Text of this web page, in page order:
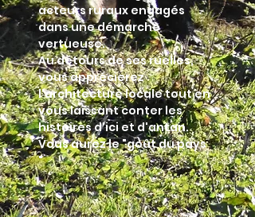
acteurs ruraux engagés
dans une démarche
vertueuse.
Au détours de ses ruelles,
vous apprécierez
l'architecture locale tout en
vous laissant conter les
histoires d'ici et d'antan.
Vous aurez le "goût du pays
"